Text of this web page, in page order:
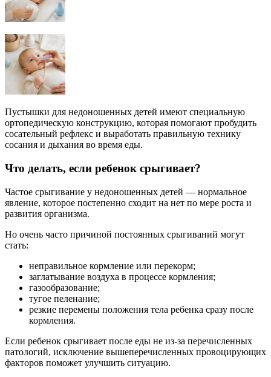
Пустышки для недоношенных детей имеют специальную
ортопедическую конструкцию, которая помогают пробудить
сосательный рефлекс и выработать правильную технику
сосания и дыхания во время еды.
Что делать, если ребенок срыгивает?
Частое срыгивание у недоношенных детей — нормальное
явление, которое постепенно сходит на нет по мере роста и
развития организма.
Но очень часто причиной постоянных срыгиваний могут
стать:
неправильное кормление или перекорм;
заглатывание воздуха в процессе кормления;
газообразование;
тугое пеленание;
резкие перемены положения тела ребенка сразу после
кормления.
Если ребенок срыгивает после еды не из-за перечисленных
патологий, исключение вышеперечисленных провоцирующих
факторов поможет улучшить ситуацию.